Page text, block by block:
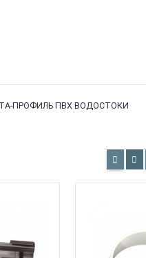
ПРОФИЛЬ ПВХ ВОДОСТОКИ